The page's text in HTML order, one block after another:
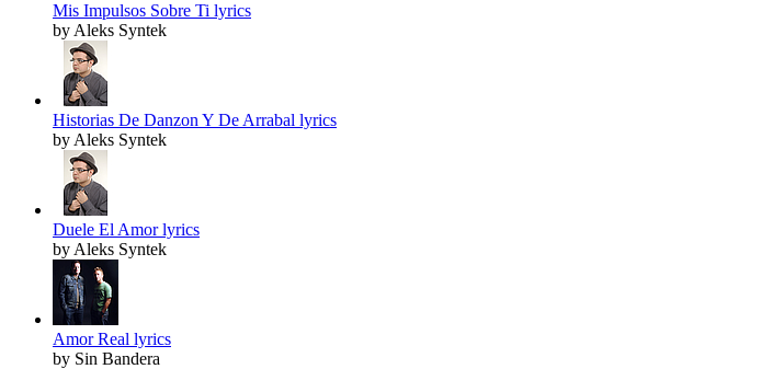
Mis Impulsos Sobre Ti lyrics
by Aleks Syntek
Historias De Danzon Y De Arrabal lyrics
by Aleks Syntek
Duele El Amor lyrics
by Aleks Syntek
Amor Real lyrics
by Sin Bandera